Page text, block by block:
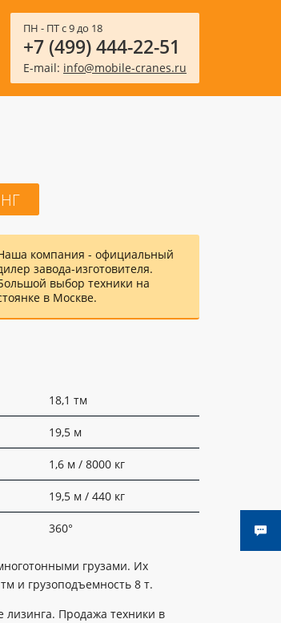
ПН - ПТ с 9 до 18
+7 (499) 444-22-51
E-mail: info@mobile-cranes.ru
компания - официальный
завода-изготовителя.
выбор техники на
в Москве.
18,1 тм
19,5 м
1,6 м / 8000 кг
19,5 м / 440 кг
360°
грузами. Их
и грузоподъемность 8 т.
Продажа техники в